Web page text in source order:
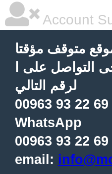
Account
متوقف مؤقتا
التواصل على ا
لرقم التالي
00963 93 22 69
WhatsApp
00963 93 22 69
email: